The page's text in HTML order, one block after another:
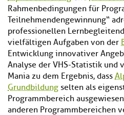
Rahmenbedingungen für
Teilnehmendengewinnung“
professionellen
vielfältigen Aufgaben von der
Entwicklung innovativer
Analyse der VHS-Statistik und
Mania zu dem Ergebnis, dass
Grundbildung selten als
Programmbereich
anderen Programmbereichen